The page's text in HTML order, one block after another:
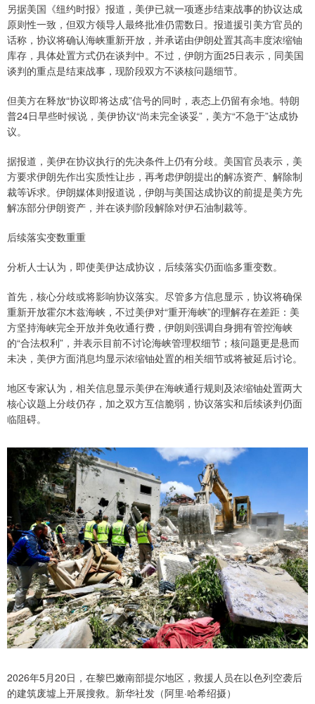
另据美国《纽约时报》报道，美伊已就一项逐步结束战事的协议达成
原则性一致，但双方领导人最终批准仍需数日。报道援引美方官员的
话称，协议将确认海峡重新开放，并承诺由伊朗处置其高丰度浓缩铀
库存，具体处置方式仍在谈判中。不过，伊朗方面25日表示，同美国
谈判的重点是结束战事，现阶段双方不谈核问题细节。
但美方在释放“协议即将达成”信号的同时，表态上仍留有余地。特朗
普24日早些时候说，美伊协议“尚未完全谈妥”，美方“不急于”达成协
议。
据报道，美伊在协议执行的先决条件上仍有分歧。美国官员表示，美
方要求伊朗先作出实质性让步，再考虑伊朗提出的解冻资产、解除制
裁等诉求。伊朗媒体则报道说，伊朗与美国达成协议的前提是美方先
解冻部分伊朗资产，并在谈判阶段解除对伊石油制裁等。
后续落实变数重重
分析人士认为，即使美伊达成协议，后续落实仍面临多重变数。
首先，核心分歧或将影响协议落实。尽管多方信息显示，协议将确保
重新开放霍尔木兹海峡，不过美伊对“重开海峡”的理解存在差距：美
方坚持海峡完全开放并免收通行费，伊朗则强调自身拥有管控海峡
的“合法权利”，并表示目前不讨论海峡管理权细节；核问题更是悬而
未决，美伊方面消息均显示浓缩铀处置的相关细节或将被延后讨论。
地区专家认为，相关信息显示美伊在海峡通行规则及浓缩铀处置两大
核心议题上分歧仍存，加之双方互信脆弱，协议落实和后续谈判仍面
临阻碍。
2026年5月20日，在黎巴嫩南部提尔地区，救援人员在以色列空袭后
的建筑废墟上开展搜救。新华社发（阿里·哈希绍摄）